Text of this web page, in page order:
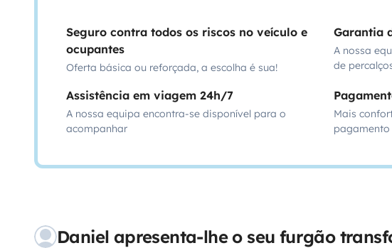
Seguro contra todos os riscos no veículo e
ocupantes
Oferta básica ou reforçada, a escolha é sua!
Garantia
A nossa
de
Assistência em viagem 24h/7
A nossa equipa encontra-se disponível para o
acompanhar
Mais
pagamento
Daniel apresenta-lhe o seu furgão